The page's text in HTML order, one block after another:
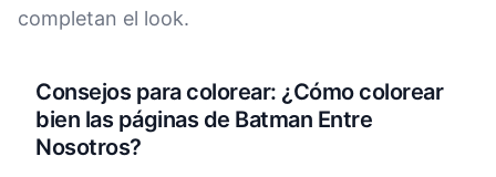
completan el look.
Consejos para colorear: ¿Cómo colorear
bien las páginas de Batman Entre
Nosotros?